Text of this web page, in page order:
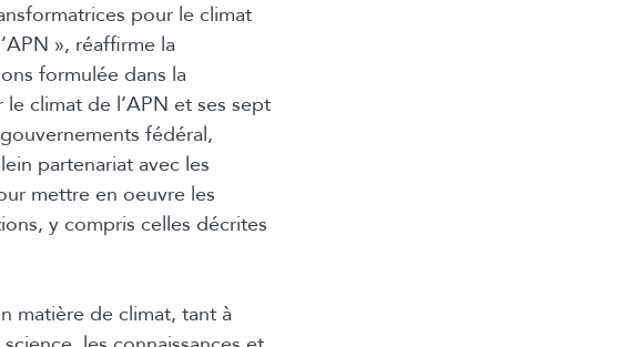
pour le climat
», réaffirme la
formulée dans la
climat de l’APN et ses sept
fédéral,
partenariat avec les
mettre en oeuvre les
y compris celles décrites
matière de climat, tant à